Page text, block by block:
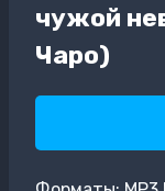
чужой
Чаро)